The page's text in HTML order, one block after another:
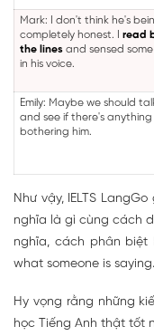
Mark: I don't think he's
completely honest. I
read
the lines and sensed
in his voice.
Emily: Maybe we should
and see if there's anything
bothering him.
Như vậy, IELTS
nghĩa là gì cùng cách
nghĩa, cách phân biệt
what someone is saying.
Hy vọng rằng những
học Tiếng Anh thật tốt